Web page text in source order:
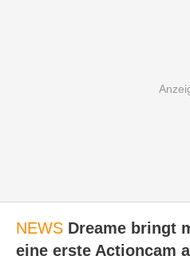
NEWS Dreame bringt
eine erste Actioncam